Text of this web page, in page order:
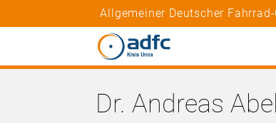
Allgemeiner Deutscher
Dr. Andreas